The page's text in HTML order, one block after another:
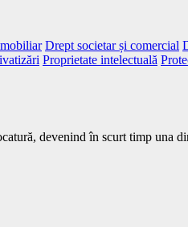
Drept societar și comercial
Proprietate intelectuală
devenind în scurt timp una